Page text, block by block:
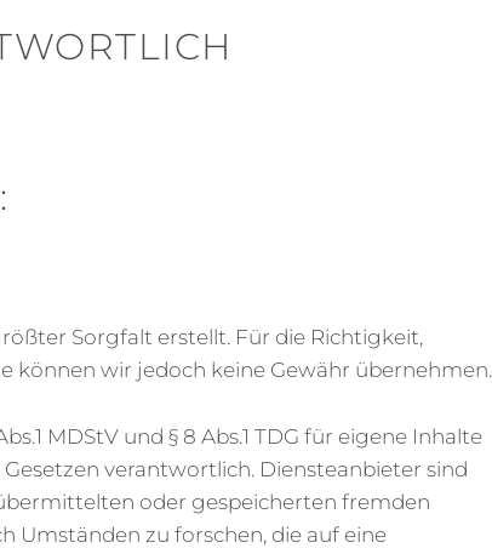
Sorgfalt erstellt. Für die Richtigkeit,
können wir jedoch keine Gewähr übernehmen.
MDStV und § 8 Abs.1 TDG für eigene Inhalte
verantwortlich. Diensteanbieter sind
oder gespeicherten fremden
Umständen zu forschen, die auf eine